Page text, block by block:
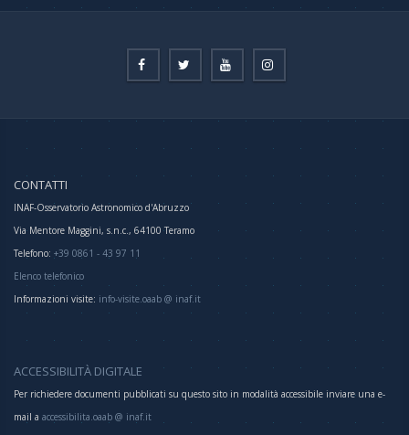
CONTATTI
INAF-Osservatorio Astronomico d'Abruzzo
Via Mentore Maggini, s.n.c., 64100 Teramo
Telefono: +39 0861 - 43 97 11
Elenco telefonico
Informazioni visite: info-visite.oaab @ inaf.it
ACCESSIBILITÀ DIGITALE
Per richiedere documenti pubblicati su questo sito in modalità accessibile inviare una e-
mail a accessibilita.oaab @ inaf.it